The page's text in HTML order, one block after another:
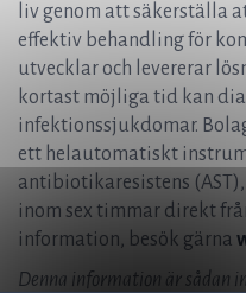
liv genom att säkerställa
effektiv behandling för
utvecklar och levererar
kortast möjliga tid kan
infektionssjukdomar.
ett helautomatiskt
antibiotikaresistens
inom sex timmar direkt
information, besök gärna
Denna information är sådan